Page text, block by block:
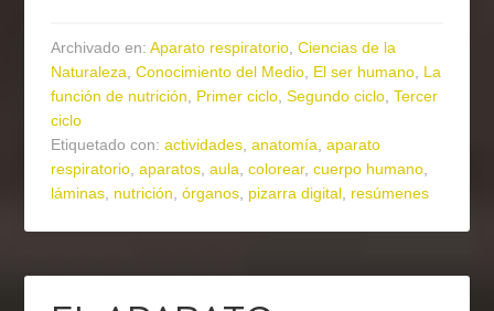
Archivado en:Aparato respiratorio,Ciencias de la
Naturaleza,Conocimiento del Medio, El ser humano, La
función de nutrición, Primer ciclo,Segundo ciclo,Tercer
ciclo
Etiquetado con:actividades,anatomía,aparato
respiratorio,aparatos,aula,colorear,cuerpo humano,
láminas, nutrición,órganos, pizarra digital, resúmenes